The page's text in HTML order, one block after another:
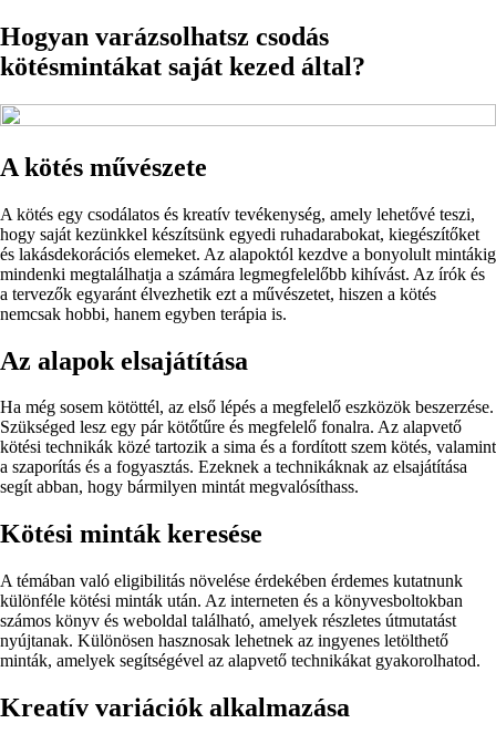
Hogyan varázsolhatsz csodás
kötésmintákat saját kezed által?
A kötés művészete
A kötés egy csodálatos és kreatív tevékenység, amely lehetővé teszi,
hogy saját kezünkkel készítsünk egyedi ruhadarabokat, kiegészítőket
és lakásdekorációs elemeket. Az alapoktól kezdve a bonyolult mintákig
mindenki megtalálhatja a számára legmegfelelőbb kihívást. Az írók és
a tervezők egyaránt élvezhetik ezt a művészetet, hiszen a kötés
nemcsak hobbi, hanem egyben terápia is.
Az alapok elsajátítása
Ha még sosem kötöttél, az első lépés a megfelelő eszközök beszerzése.
Szükséged lesz egy pár kötőtűre és megfelelő fonalra. Az alapvető
kötési technikák közé tartozik a sima és a fordított szem kötés, valamint
a szaporítás és a fogyasztás. Ezeknek a technikáknak az elsajátítása
segít abban, hogy bármilyen mintát megvalósíthass.
Kötési minták keresése
A témában való eligibilitás növelése érdekében érdemes kutatnunk
különféle kötési minták után. Az interneten és a könyvesboltokban
számos könyv és weboldal található, amelyek részletes útmutatást
nyújtanak. Különösen hasznosak lehetnek az ingyenes letölthető
minták, amelyek segítségével az alapvető technikákat gyakorolhatod.
Kreatív variációk alkalmazása